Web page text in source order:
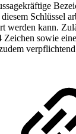
Schlüssel
werden kann.
Zeichen sowie